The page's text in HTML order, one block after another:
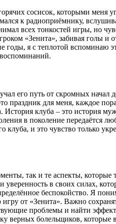
сосисок, которыми меня
к радиоприёмнику,
всех тонкостей игры, но
«Зенита», забивая голы и
годы, я с теплотой вспоминаю
его путь от скромных
праздник для меня, каждое
клуба – это история
в поколение передаётся
и это чувство только
так и те аспекты, которые
уверенность в своих силах,
беспокойство. Я
от «Зенита». Важно
проблемы и найти
верных болельщиков, которые